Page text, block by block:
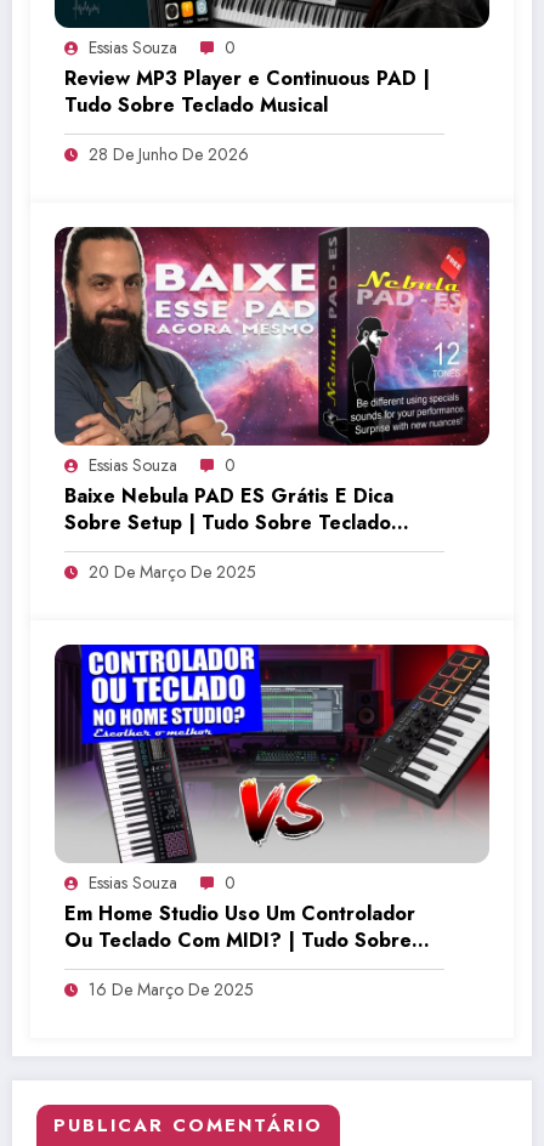
Essias Souza 0
Review MP3 Player e Continuous PAD |
Tudo Sobre Teclado Musical
28 De Junho De 2026
Essias Souza 0
Baixe Nebula PAD ES Grátis E Dica
Sobre Setup | Tudo Sobre Teclado
Musical
20 De Março De 2025
Essias Souza 0
Em Home Studio Uso Um Controlador
Ou Teclado Com MIDI? | Tudo Sobre
Teclado Musical
16 De Março De 2025
PUBLICAR COMENTÁRIO